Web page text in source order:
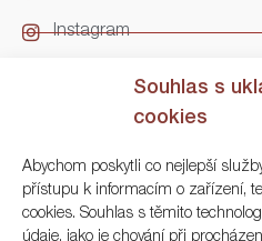
Souhlas s
cookies
Abychom poskytli co nejlepší
přístupu k informacím o zařízení,
cookies. Souhlas s těmito
údaje, jako je chování při
Instagram
Kontakt
ARGO Numismatika